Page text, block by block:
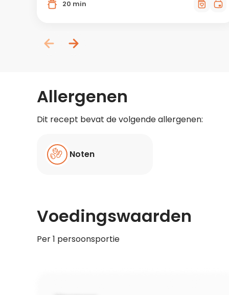
20 min
Allergenen
Dit recept bevat de volgende allergenen:
Noten
Voedingswaarden
Per 1 persoonsportie